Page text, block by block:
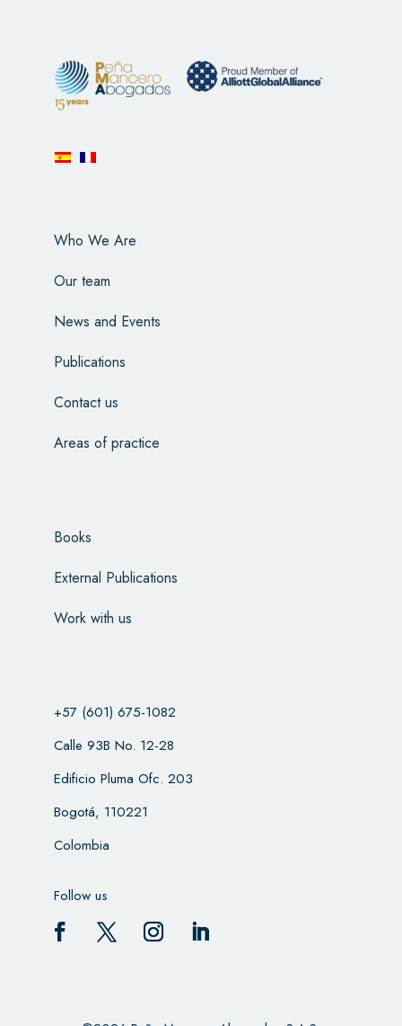
Who We Are
Our team
News and Events
Publications
Contact us
Areas of practice
Books
External Publications
Work with us
+57 (601) 675-1082
Calle 93B No. 12-28
Edificio Pluma Ofc. 203
Bogotá, 110221
Colombia
Follow us